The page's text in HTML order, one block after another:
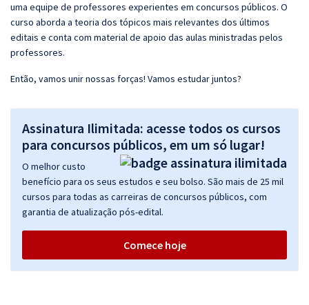
uma equipe de professores experientes em concursos públicos. O
curso aborda a teoria dos tópicos mais relevantes dos últimos
editais e conta com material de apoio das aulas ministradas pelos
professores.
Então, vamos unir nossas forças! Vamos estudar juntos?
Assinatura Ilimitada: acesse todos os cursos
para concursos públicos, em um só lugar!
O melhor custo
benefício para os seus estudos e seu bolso. São mais de 25 mil
cursos para todas as carreiras de concursos públicos, com
garantia de atualização pós-edital.
Comece hoje